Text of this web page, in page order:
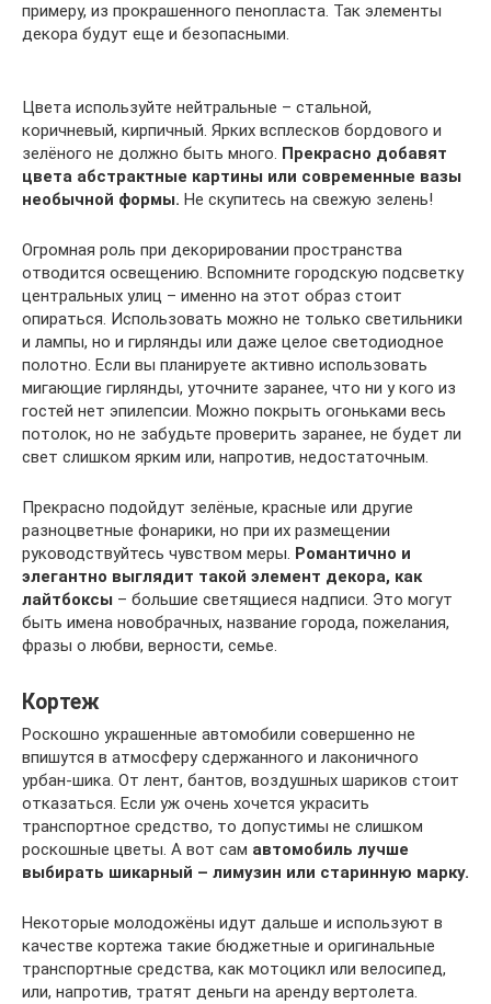
примеру, из прокрашенного пенопласта. Так элементы
декора будут еще и безопасными.
Цвета используйте нейтральные – стальной,
коричневый, кирпичный. Ярких всплесков бордового и
зелёного не должно быть много. Прекрасно добавят
цвета абстрактные картины или современные вазы
необычной формы. Не скупитесь на свежую зелень!
Огромная роль при декорировании пространства
отводится освещению. Вспомните городскую подсветку
центральных улиц – именно на этот образ стоит
опираться. Использовать можно не только светильники
и лампы, но и гирлянды или даже целое светодиодное
полотно. Если вы планируете активно использовать
мигающие гирлянды, уточните заранее, что ни у кого из
гостей нет эпилепсии. Можно покрыть огоньками весь
потолок, но не забудьте проверить заранее, не будет ли
свет слишком ярким или, напротив, недостаточным.
Прекрасно подойдут зелёные, красные или другие
разноцветные фонарики, но при их размещении
руководствуйтесь чувством меры. Романтично и
элегантно выглядит такой элемент декора, как
лайтбоксы – большие светящиеся надписи. Это могут
быть имена новобрачных, название города, пожелания,
фразы о любви, верности, семье.
Кортеж
Роскошно украшенные автомобили совершенно не
впишутся в атмосферу сдержанного и лаконичного
урбан-шика. От лент, бантов, воздушных шариков стоит
отказаться. Если уж очень хочется украсить
транспортное средство, то допустимы не слишком
роскошные цветы. А вот сам автомобиль лучше
выбирать шикарный – лимузин или старинную марку.
Некоторые молодожёны идут дальше и используют в
качестве кортежа такие бюджетные и оригинальные
транспортные средства, как мотоцикл или велосипед,
или, напротив, тратят деньги на аренду вертолета.